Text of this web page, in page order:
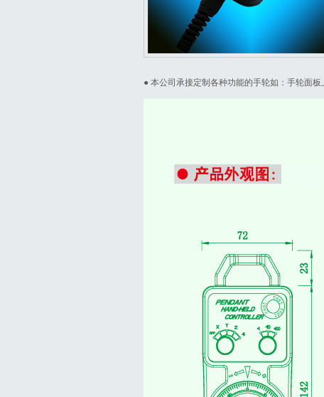
● 本公司承接定制各种功能的手轮如：手轮面